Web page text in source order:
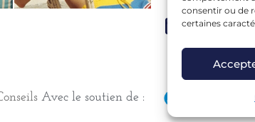
consentir ou de
certaines
Mail
Avec le soutien de :